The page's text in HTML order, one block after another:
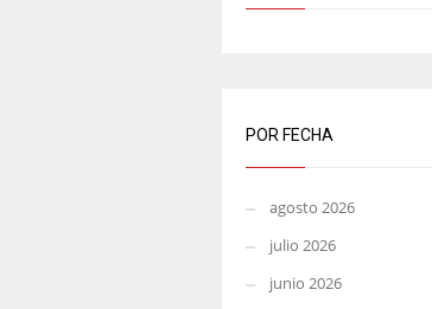
POR FECHA
agosto 2026
julio 2026
junio 2026